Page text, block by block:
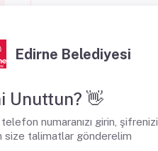
Edirne Belediyesi
Unuttun? 👋
numaranızı girin, şifrenizi
size talimatlar gönderelim